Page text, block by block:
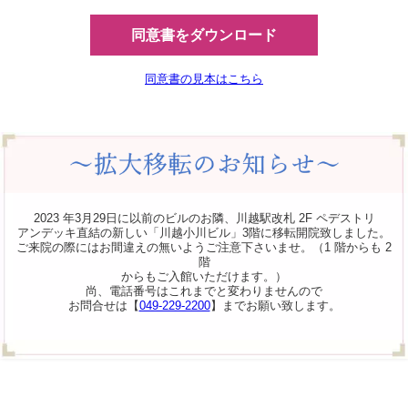
同意書をダウンロード
同意書の見本はこちら
2023 年3月29日に以前のビルのお隣、川越駅改札 2F ペデストリ
アンデッキ直結の新しい「川越小川ビル」3階に移転開院致しました。
ご来院の際にはお間違えの無いようご注意下さいませ。（1 階からも 2
階
からもご入館いただけます。）
尚、電話番号はこれまでと変わりませんので
お問合せは【049-229-2200】までお願い致します。